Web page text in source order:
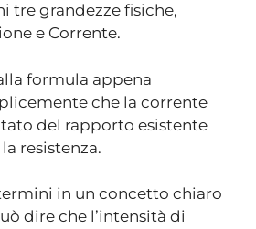
tre grandezze fisiche,
e Corrente.
formula appena
che la corrente
del rapporto esistente
resistenza.
in un concetto chiaro
dire che l’intensità di